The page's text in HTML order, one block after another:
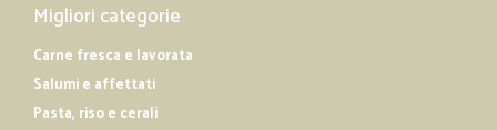
Migliori categorie
Carne fresca e lavorata
Salumi e affettati
Pasta, riso e cerali